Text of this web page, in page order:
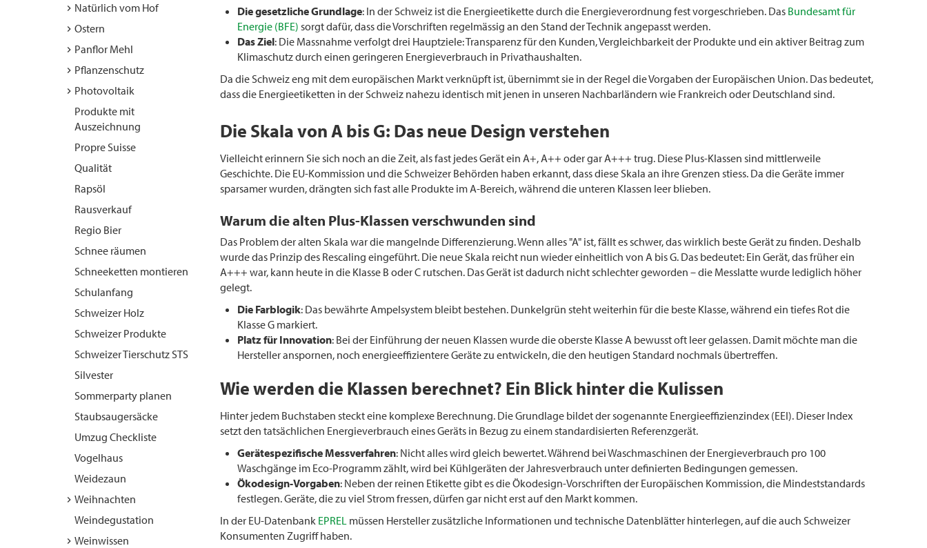
Natürlich vom Hof
Ostern
Panflor Mehl
Pflanzenschutz
Photovoltaik
Produkte mit
Auszeichnung
Propre Suisse
Qualität
Rapsöl
Rausverkauf
Regio Bier
Schnee räumen
Schneeketten montieren
Schulanfang
Schweizer Holz
Schweizer Produkte
Schweizer Tierschutz STS
Silvester
Sommerparty planen
Staubsaugersäcke
Umzug Checkliste
Vogelhaus
Weidezaun
Weihnachten
Weindegustation
Weinwissen
Die gesetzliche Grundlage: In der Schweiz ist die Energieetikette durch die Energieverordnung fest vorgeschrieben. Das Bundesamt für
Energie (BFE) sorgt dafür, dass die Vorschriften regelmässig an den Stand der Technik angepasst werden.
Das Ziel: Die Massnahme verfolgt drei Hauptziele: Transparenz für den Kunden, Vergleichbarkeit der Produkte und ein aktiver Beitrag zum
Klimaschutz durch einen geringeren Energieverbrauch in Privathaushalten.
Da die Schweiz eng mit dem europäischen Markt verknüpft ist, übernimmt sie in der Regel die Vorgaben der Europäischen Union. Das bedeutet,
dass die Energieetiketten in der Schweiz nahezu identisch mit jenen in unseren Nachbarländern wie Frankreich oder Deutschland sind.
Die Skala von A bis G: Das neue Design verstehen
Vielleicht erinnern Sie sich noch an die Zeit, als fast jedes Gerät ein A+, A++ oder gar A+++ trug. Diese Plus-Klassen sind mittlerweile
Geschichte. Die EU-Kommission und die Schweizer Behörden haben erkannt, dass diese Skala an ihre Grenzen stiess. Da die Geräte immer
sparsamer wurden, drängten sich fast alle Produkte im A-Bereich, während die unteren Klassen leer blieben.
Warum die alten Plus-Klassen verschwunden sind
Das Problem der alten Skala war die mangelnde Differenzierung. Wenn alles "A" ist, fällt es schwer, das wirklich beste Gerät zu finden. Deshalb
wurde das Prinzip des Rescaling eingeführt. Die neue Skala reicht nun wieder einheitlich von A bis G. Das bedeutet: Ein Gerät, das früher ein
A+++ war, kann heute in die Klasse B oder C rutschen. Das Gerät ist dadurch nicht schlechter geworden – die Messlatte wurde lediglich höher
gelegt.
Die Farblogik: Das bewährte Ampelsystem bleibt bestehen. Dunkelgrün steht weiterhin für die beste Klasse, während ein tiefes Rot die
Klasse G markiert.
Platz für Innovation: Bei der Einführung der neuen Klassen wurde die oberste Klasse A bewusst oft leer gelassen. Damit möchte man die
Hersteller anspornen, noch energieeffizientere Geräte zu entwickeln, die den heutigen Standard nochmals übertreffen.
Wie werden die Klassen berechnet? Ein Blick hinter die Kulissen
Hinter jedem Buchstaben steckt eine komplexe Berechnung. Die Grundlage bildet der sogenannte Energieeffizienzindex (EEI). Dieser Index
setzt den tatsächlichen Energieverbrauch eines Geräts in Bezug zu einem standardisierten Referenzgerät.
Gerätespezifische Messverfahren: Nicht alles wird gleich bewertet. Während bei Waschmaschinen der Energieverbrauch pro 100
Waschgänge im Eco-Programm zählt, wird bei Kühlgeräten der Jahresverbrauch unter definierten Bedingungen gemessen.
Ökodesign-Vorgaben: Neben der reinen Etikette gibt es die Ökodesign-Vorschriften der Europäischen Kommission, die Mindeststandards
festlegen. Geräte, die zu viel Strom fressen, dürfen gar nicht erst auf den Markt kommen.
In der EU-Datenbank EPREL müssen Hersteller zusätzliche Informationen und technische Datenblätter hinterlegen, auf die auch Schweizer
Konsumenten Zugriff haben.